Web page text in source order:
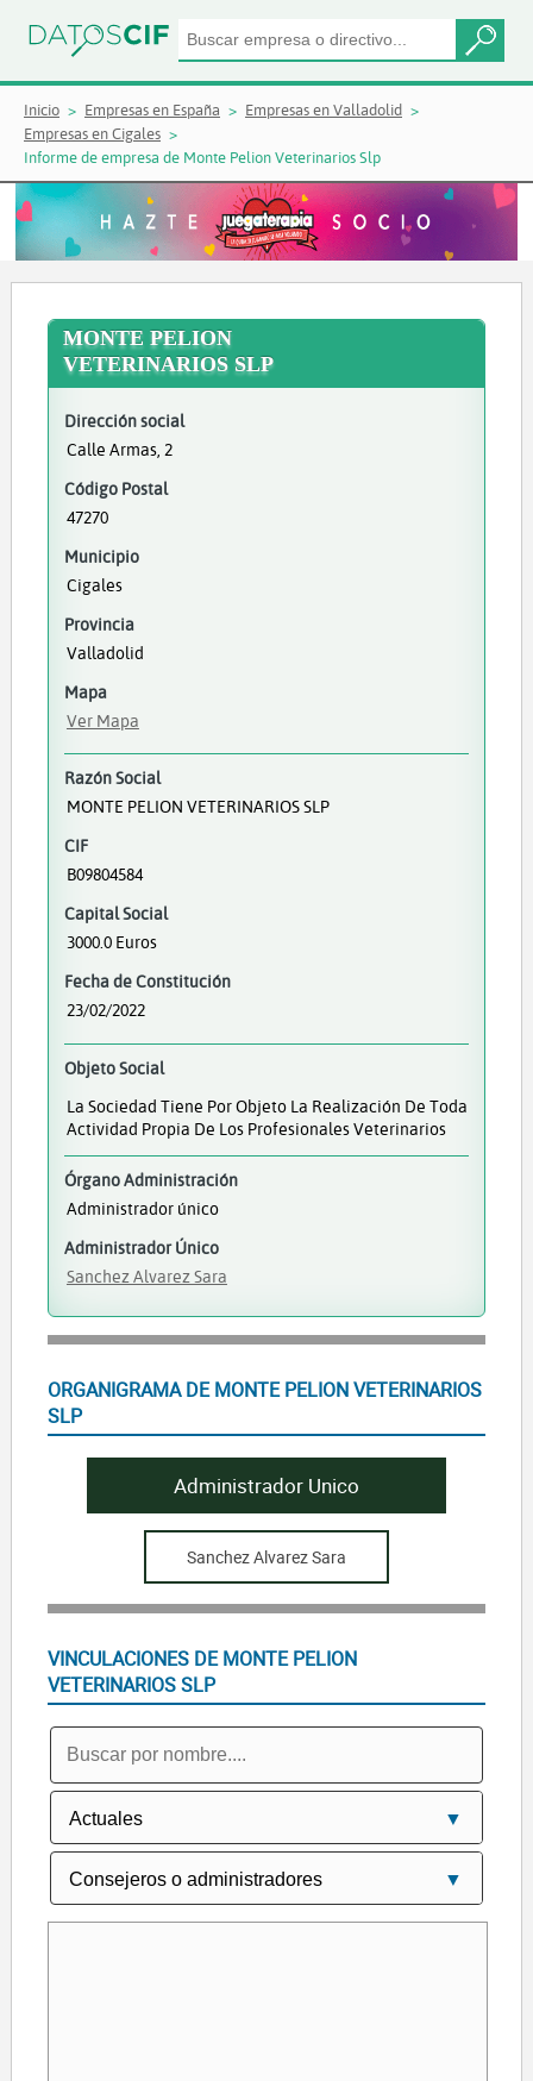
Inicio Empresas en España
Empresas en Valladolid
Empresas en Cigales
Informe de empresa de Monte Pelion Veterinarios Slp
MONTE PELION
VETERINARIOS SLP
Dirección social
Calle Armas, 2
Código Postal
47270
Municipio
Cigales
Provincia
Valladolid
Mapa
Ver Mapa
Razón Social
MONTE PELION VETERINARIOS SLP
CIF
B09804584
Capital Social
3000.0 Euros
Fecha de Constitución
23/02/2022
Objeto Social
La Sociedad Tiene Por Objeto La Realización De Toda
Actividad Propia De Los Profesionales Veterinarios
Órgano Administración
Administrador único
Administrador Único
Sanchez Alvarez Sara
ORGANIGRAMA DE MONTE PELION VETERINARIOS
SLP
Administrador Unico
Sanchez Alvarez Sara
VINCULACIONES DE MONTE PELION
VETERINARIOS SLP